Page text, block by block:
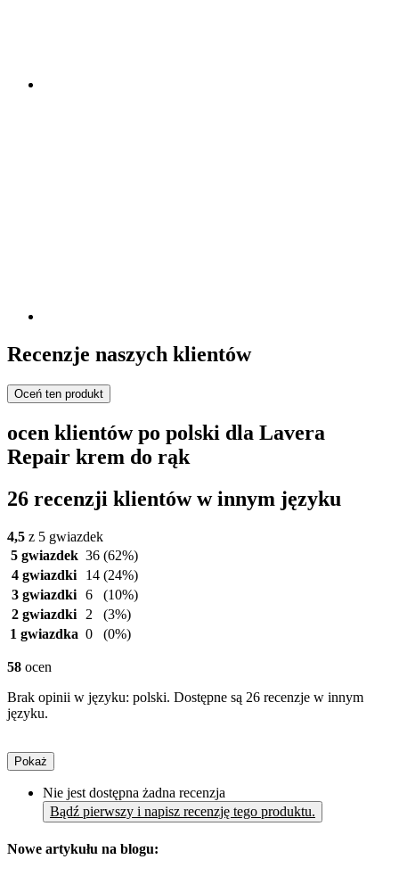
Recenzje naszych klientów
Oceń ten produkt
ocen klientów po polski dla Lavera
Repair krem do rąk
26 recenzji klientów w innym języku
4,5 z 5 gwiazdek
5 gwiazdek 36 (62%)
4 gwiazdki
14 (24%)
3 gwiazdki 6
(10%)
2 gwiazdki
2
(3%)
1 gwiazdka 0 (0%)
58 ocen
Brak opinii w języku: polski. Dostępne są 26 recenzje w innym
języku.
Pokaż
Nie jest dostępna żadna recenzja
Bądź pierwszy i napisz recenzję tego produktu.
Nowe artykułu na blogu: